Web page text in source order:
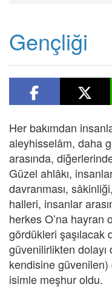
Gençliği
Her bakımdan
aleyhisselâm, daha
arasında,
Güzel ahlâkı,
davranması,
halleri, insanlar
herkes O’na hayran
gördükleri şaşılacak
güvenilirlikten
kendisine
isimle meşhur oldu.